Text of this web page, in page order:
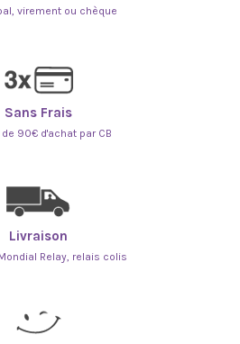
virement ou chèque
Sans Frais
90€ d'achat par CB
Livraison
Relay, relais colis